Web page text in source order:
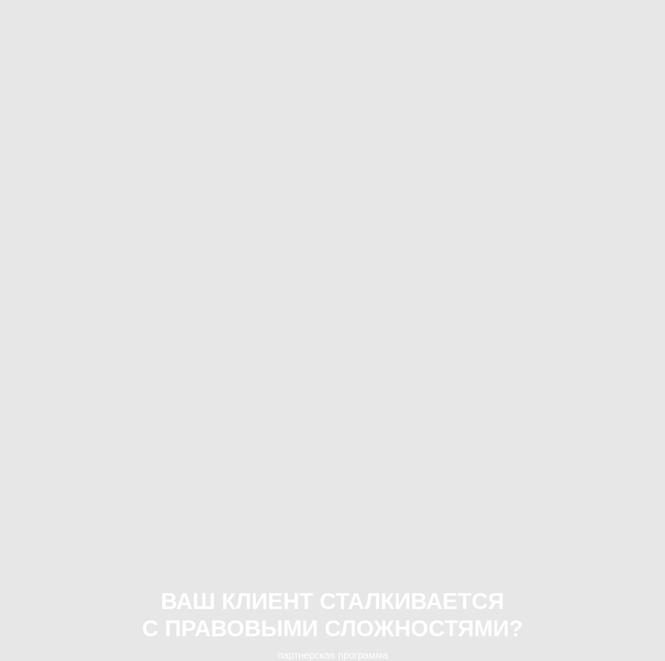
ВАШ КЛИЕНТ СТАЛКИВАЕТСЯ
С ПРАВОВЫМИ СЛОЖНОСТЯМИ?
партнерская программа